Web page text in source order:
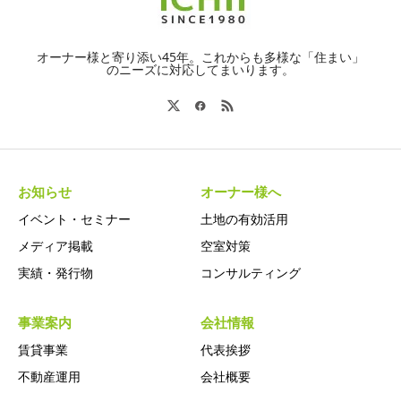
オーナー様と寄り添い45年。これからも多様な「住まい」
のニーズに対応してまいります。
お知らせ
イベント・セミナー
メディア掲載
実績・発行物
オーナー様へ
土地の有効活用
空室対策
コンサルティング
事業案内
賃貸事業
不動産運用
会社情報
代表挨拶
会社概要